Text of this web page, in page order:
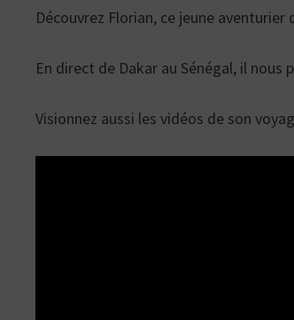
Découvrez Florian, ce jeune aventurier
En direct de Dakar au Sénégal, il
Visionnez aussi les vidéos de son